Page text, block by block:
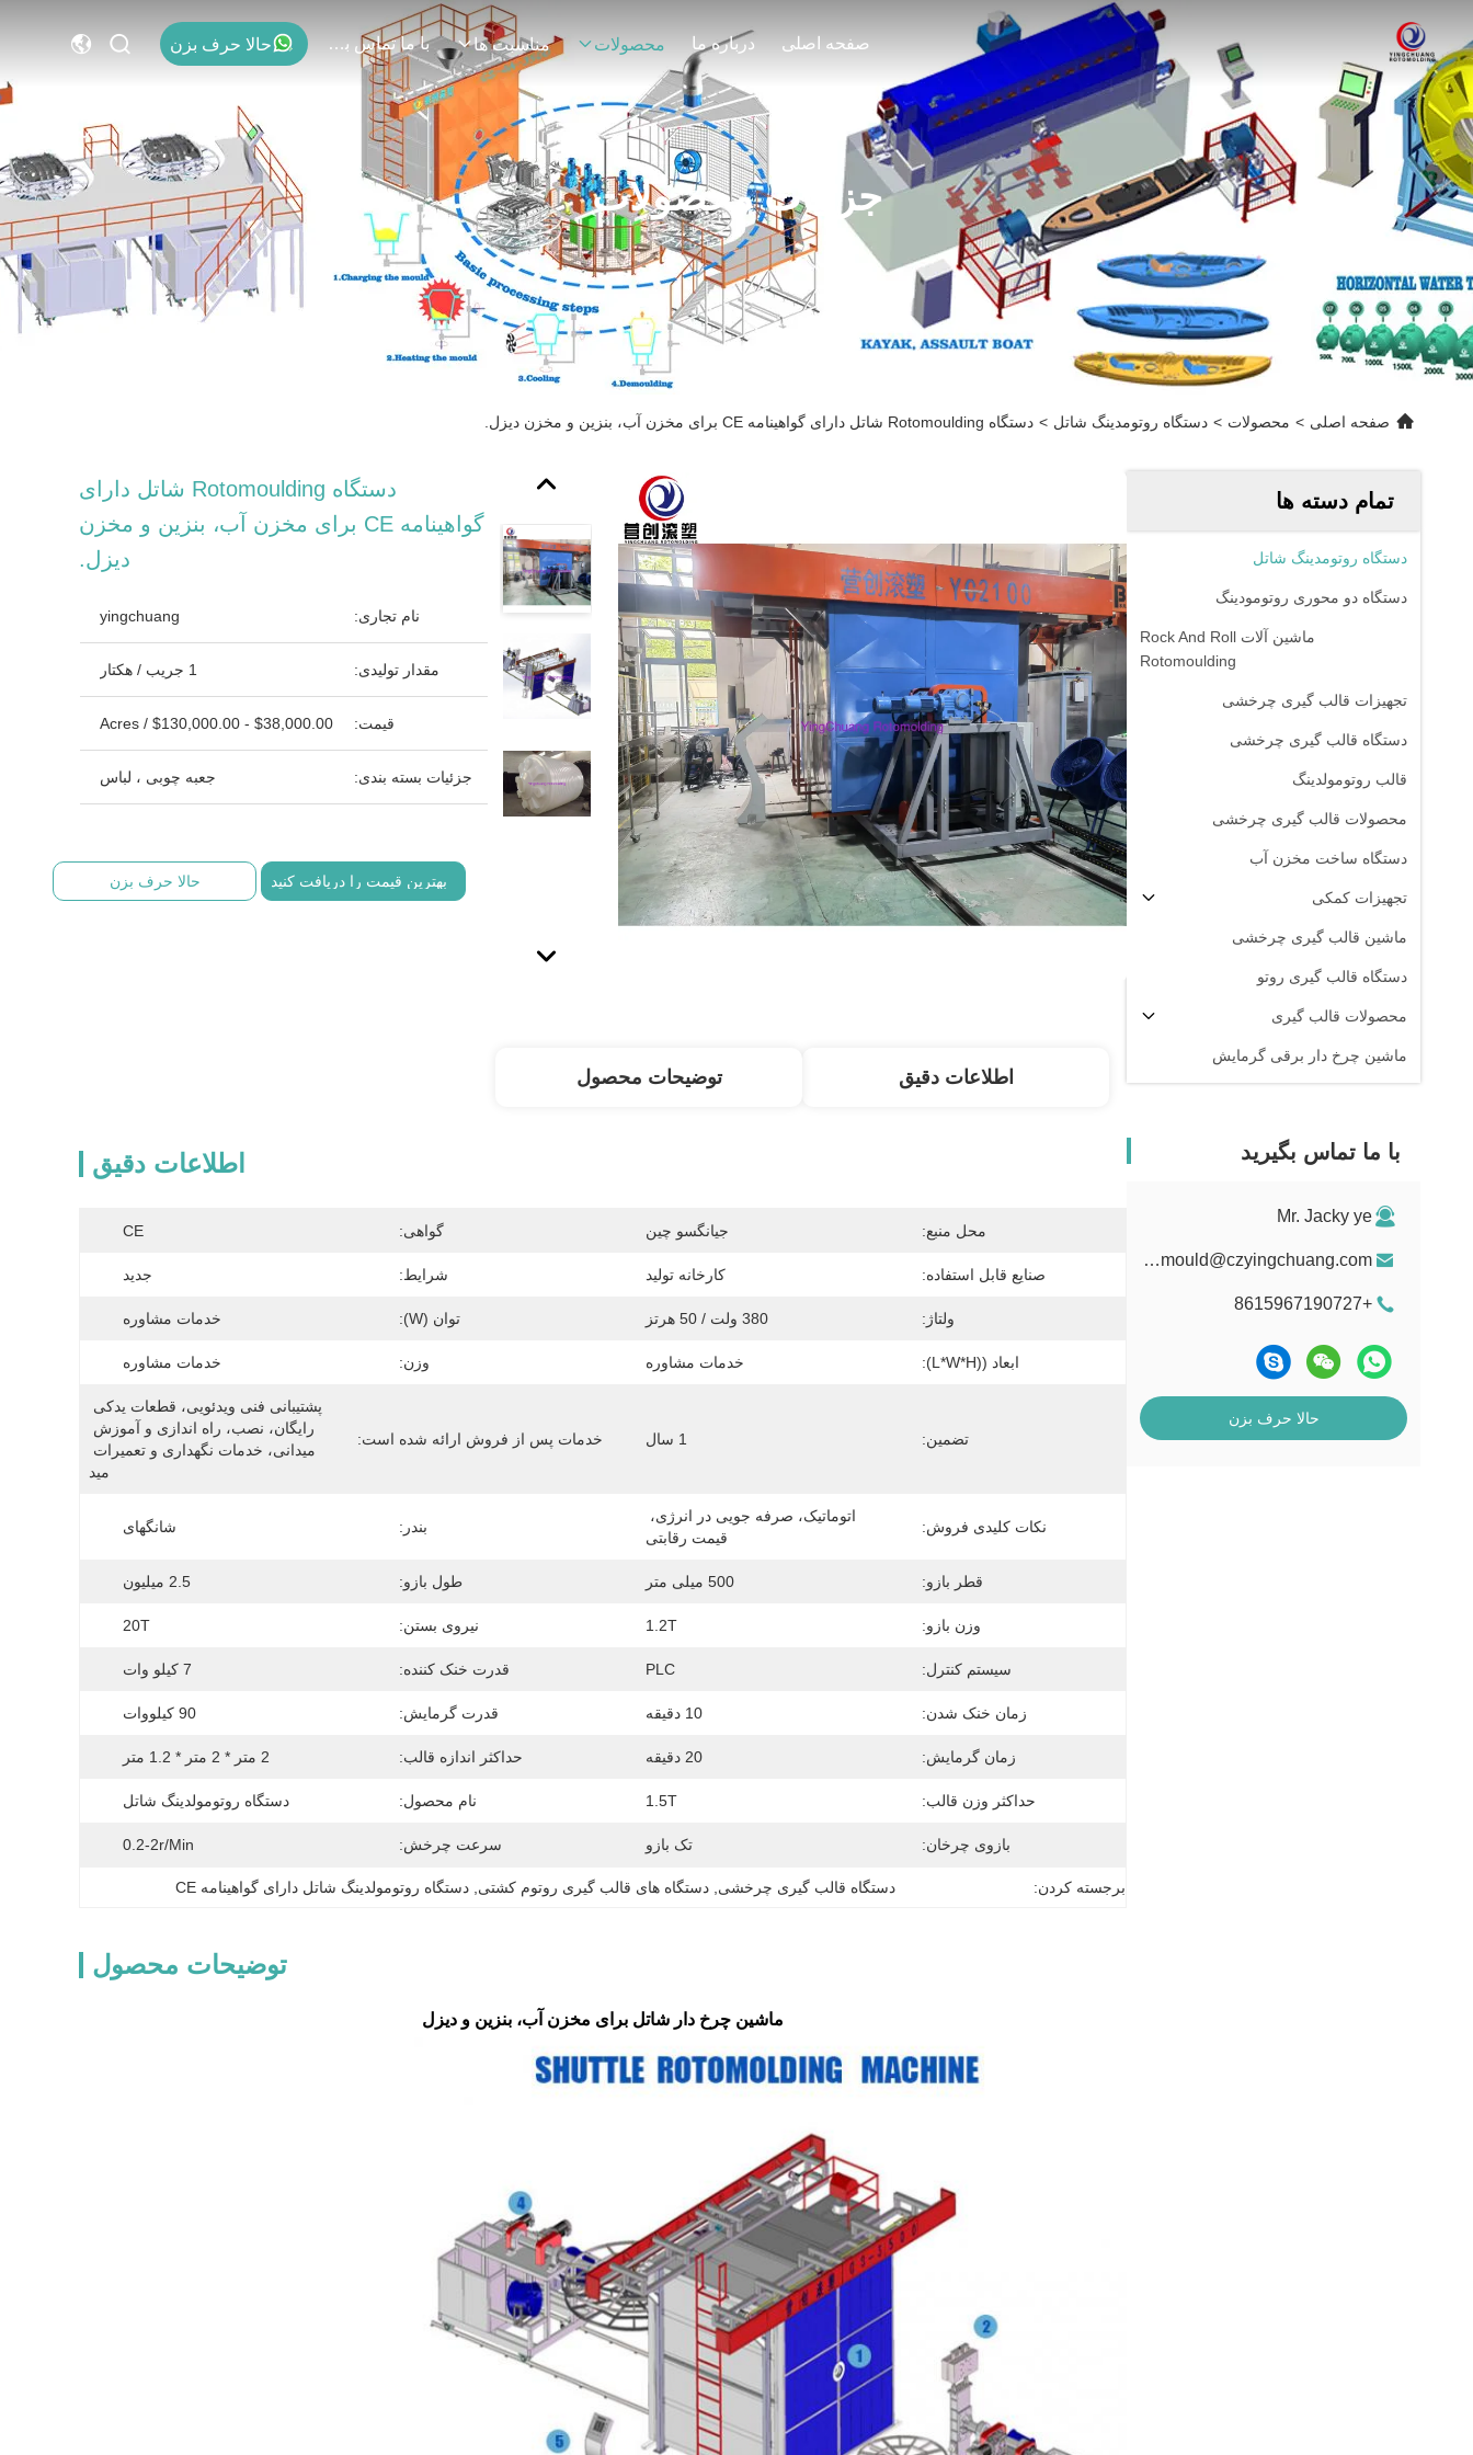
صفحه اصلی درباره ما محصولات مناسبت ها با ما تماس بگیرید حالا حرف بزن
جزئیات محصولات
صفحه اصلی > محصولات > دستگاه روتومدینگ شاتل > دستگاه Rotomoulding شاتل دارای گواهینامه CE برای مخزن آب، بنزین و مخزن دیزل.
تمام دسته ها
دستگاه روتومدینگ شاتل
دستگاه دو محوری روتومودینگ
ماشین آلات Rock And Roll
Rotomoulding
تجهیزات قالب گیری چرخشی
دستگاه قالب گیری چرخشی
قالب روتومولدینگ
محصولات قالب گیری چرخشی
دستگاه ساخت مخزن آب
تجهیزات کمکی
ماشین قالب گیری چرخشی
دستگاه قالب گیری روتو
محصولات قالب گیری
ماشین چرخ دار برقی گرمایش
با ما تماس بگیرید
Mr. Jacky ye
rotomould@czyingchuang.com
+8615967190727
حالا حرف بزن
دستگاه Rotomoulding شاتل دارای
گواهینامه CE برای مخزن آب، بنزین و مخزن
دیزل.
نام تجاری: yingchuang
مقدار تولیدی: 1 جریب / هکتار
قیمت: $38,000.00 - $130,000.00 / Acres
جزئیات بسته بندی: جعبه چوبی ، لباس
بهترین قیمت را دریافت کنید حالا حرف بزن
اطلاعات دقیق توضیحات محصول
اطلاعات دقیق
محل منبع: جیانگسو چین گواهی: CE
صنایع قابل استفاده: کارخانه تولید شرایط: جدید
ولتاژ: 380 ولت / 50 هرتز توان (w): خدمات مشاوره
ابعاد ((L*W*H): خدمات مشاوره وزن: خدمات مشاوره
تضمین: 1 سال خدمات پس از فروش ارائه شده است:
مید
نکات کلیدی فروش:
قیمت رقابتی
بندر: شانگهای
قطر بازو: 500 میلی متر طول بازو: 2.5 میلیون
وزن بازو: 1.2T نیروی بستن: 20T
سیستم کنترل: PLC قدرت خنک کننده: 7 کیلو وات
زمان خنک شدن: 10 دقیقه قدرت گرمایش: 90 کیلووات
زمان گرمایش: 20 دقیقه حداکثر اندازه قالب: 2 متر * 2 متر * 1.2 متر
حداکثر وزن قالب: 1.5T نام محصول: دستگاه روتومولدینگ شاتل
بازوی چرخان: تک بازو سرعت چرخش: 0.2-2r/min
برجسته کردن: دستگاه قالب گیری چرخشی , دستگاه های قالب گیری روتوم کشتی , دستگاه روتومولدینگ شاتل دارای گواهینامه CE
توضیحات محصول
ماشین چرخ دار شاتل برای مخزن آب، بنزین و دیزل